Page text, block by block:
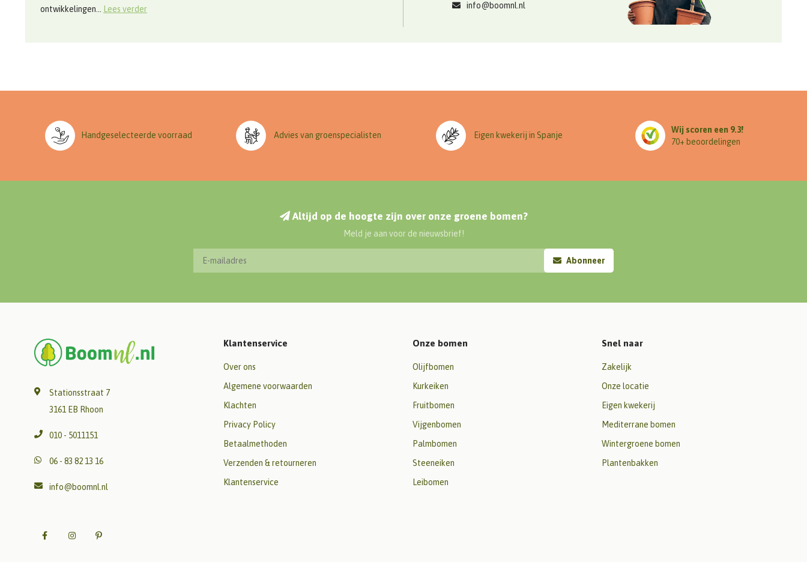
ontwikkelingen...
Lees verder info@boomnl.nl
Handgeselecteerde voorraad Advies van groenspecialisten Eigen kwekerij in Spanje
Wij scoren een 9.3!
70+ beoordelingen
Altijd op de hoogte zijn over onze groene bomen?
Meld je aan voor de nieuwsbrief!
Abonneer
Stationsstraat 7
3161 EB Rhoon
010 - 5011151
06 - 83 82 13 16
info@boomnl.nl
Klantenservice
Over ons
Algemene voorwaarden
Klachten
Privacy Policy
Betaalmethoden
Verzenden & retourneren
Klantenservice
Onze bomen
Olijfbomen
Kurkeiken
Fruitbomen
Vijgenbomen
Palmbomen
Steeneiken
Leibomen
Snel naar
Zakelijk
Onze locatie
Eigen kwekerij
Mediterrane bomen
Wintergroene bomen
Plantenbakken